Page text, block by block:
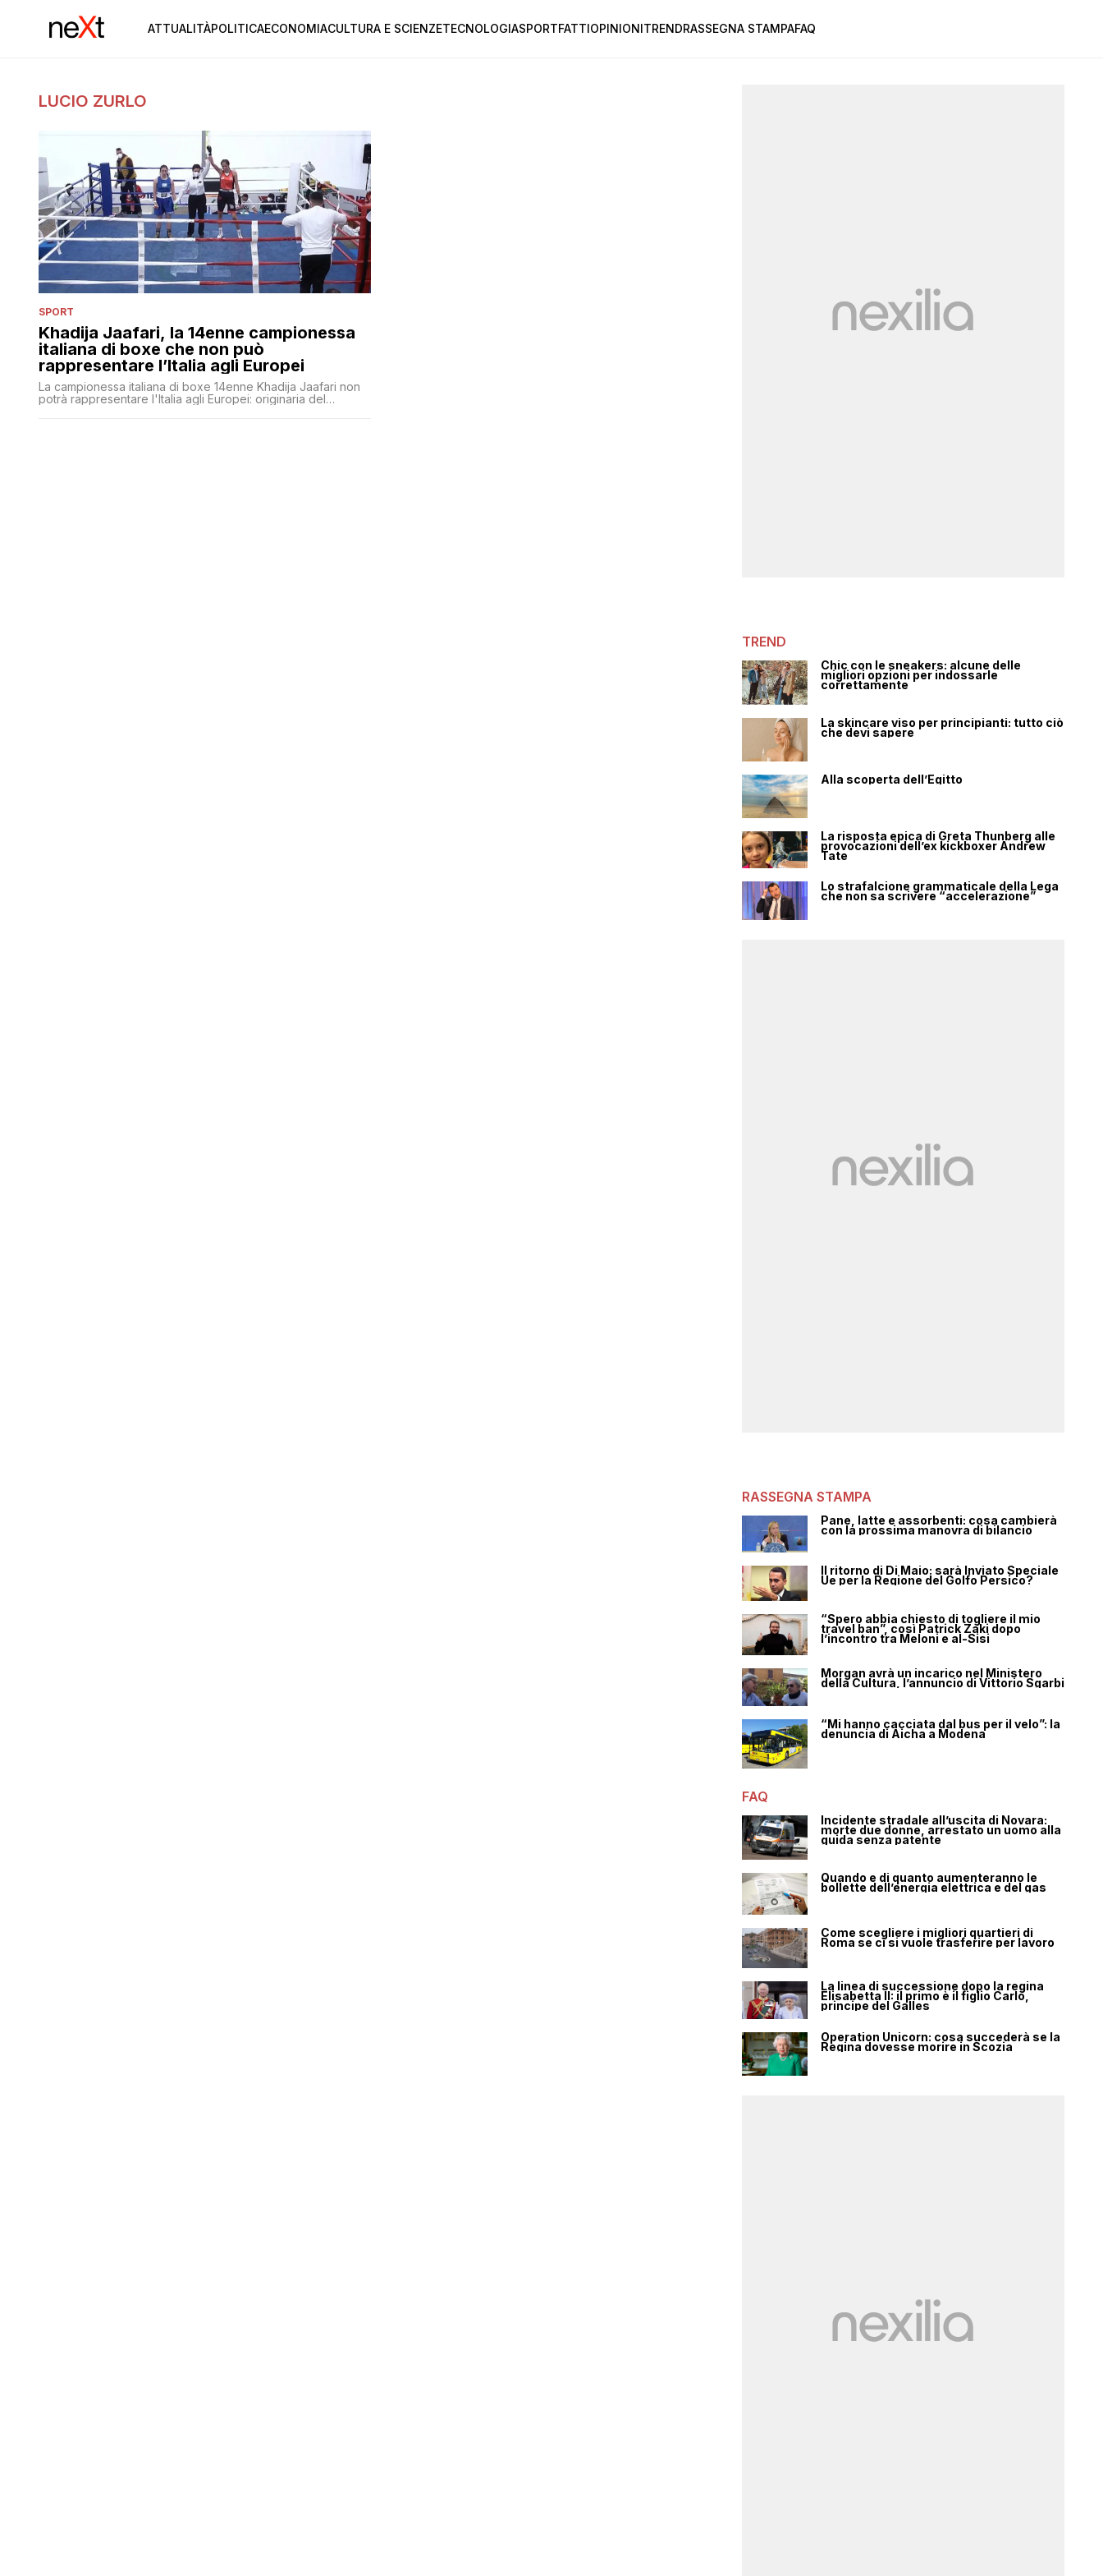
ATTUALITÀPOLITICAECONOMIACULTURA E SCIENZETECNOLOGIASPORTFATTIOPINIONITRENDRASSEGNA STAMPAFAQ
LUCIO ZURLO
SPORT
Khadija Jaafari, la 14enne campionessa
italiana di boxe che non può
rappresentare l’Italia agli Europei
La campionessa italiana di boxe 14enne Khadija Jaafari non
potrà rappresentare l'Italia agli Europei: originaria del
TREND
Chic con le sneakers: alcune delle
migliori opzioni per indossarle
correttamente
La skincare viso per principianti: tutto ciò
che devi sapere
Alla scoperta dell’Egitto
La risposta epica di Greta Thunberg alle
provocazioni dell’ex kickboxer Andrew
Tate
Lo strafalcione grammaticale della Lega
che non sa scrivere “accelerazione”
RASSEGNA STAMPA
Pane, latte e assorbenti: cosa cambierà
con la prossima manovra di bilancio
Il ritorno di Di Maio: sarà Inviato Speciale
Ue per la Regione del Golfo Persico?
“Spero abbia chiesto di togliere il mio
travel ban”, così Patrick Zaki dopo
l’incontro tra Meloni e al-Sisi
Morgan avrà un incarico nel Ministero
della Cultura, l’annuncio di Vittorio Sgarbi
“Mi hanno cacciata dal bus per il velo”: la
denuncia di Aicha a Modena
FAQ
Incidente stradale all’uscita di Novara:
morte due donne, arrestato un uomo alla
guida senza patente
Quando e di quanto aumenteranno le
bollette dell’energia elettrica e del gas
Come scegliere i migliori quartieri di
Roma se ci si vuole trasferire per lavoro
La linea di successione dopo la regina
Elisabetta II: il primo è il figlio Carlo,
principe del Galles
Operation Unicorn: cosa succederà se la
Regina dovesse morire in Scozia